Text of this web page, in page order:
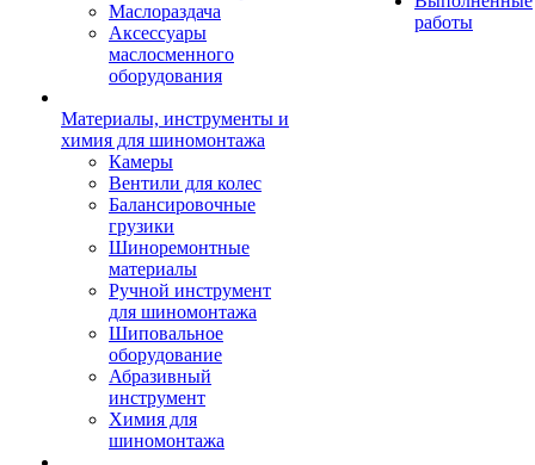
Маслораздача
Аксессуары
маслосменного
оборудования
Материалы, инструменты и
химия для шиномонтажа
Камеры
Вентили для колес
Балансировочные
грузики
Шиноремонтные
материалы
Ручной инструмент
для шиномонтажа
Шиповальное
оборудование
Абразивный
инструмент
Химия для
шиномонтажа
работы